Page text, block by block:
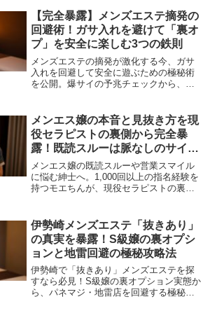
【完全暴露】メンズエステ摘発の
回避術！ガサ入れを避けて「裏オ
プ」を安全に楽しむ3つの鉄則
メンズエステの摘発が激化する今、ガサ
入れを回避して安全に遊ぶための極秘術
を公開。爆サイの予兆チェックから、警
家が真実を伝授します。リスクを避けて
賢く癒やされたい男性必見です。
メンエス嬢の本音と見抜き方を現
役セラピストの裏側から完全暴
露！既読スルーは脈なしのサイン
か？
メンエス嬢の既読スルーや営業スマイル
に悩む紳士へ。1,000回以上の指名経験を
持つモエちんが、現役セラピストの裏側
理術まで、カモを卒業し特別な存在にな
るための秘策を伝授します。
伊勢崎メンズエステ「抜きあり」
の真実を暴露！S級嬢の裏オプシ
ョンと地雷回避の極秘攻略法
伊勢崎で「抜きあり」メンズエステを探
すなら必見！S級嬢の裏オプション実態か
ら、パネマジ・地雷店を回避する極秘テ